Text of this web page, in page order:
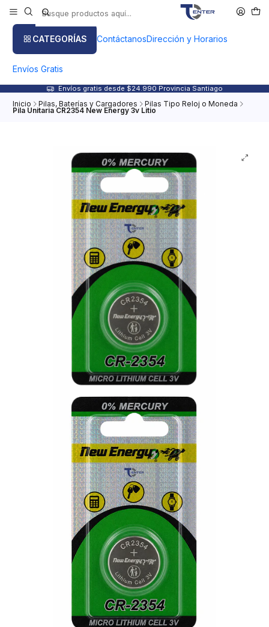
CATEGORÍAS ContáctanosDirección y Horarios
Envíos Gratis
Envíos gratis desde $24.990 Provincia Santiago
Inicio Pilas, Baterías y Cargadores Pilas Tipo Reloj o Moneda
Pila Unitaria CR2354 New Energy 3v Litio